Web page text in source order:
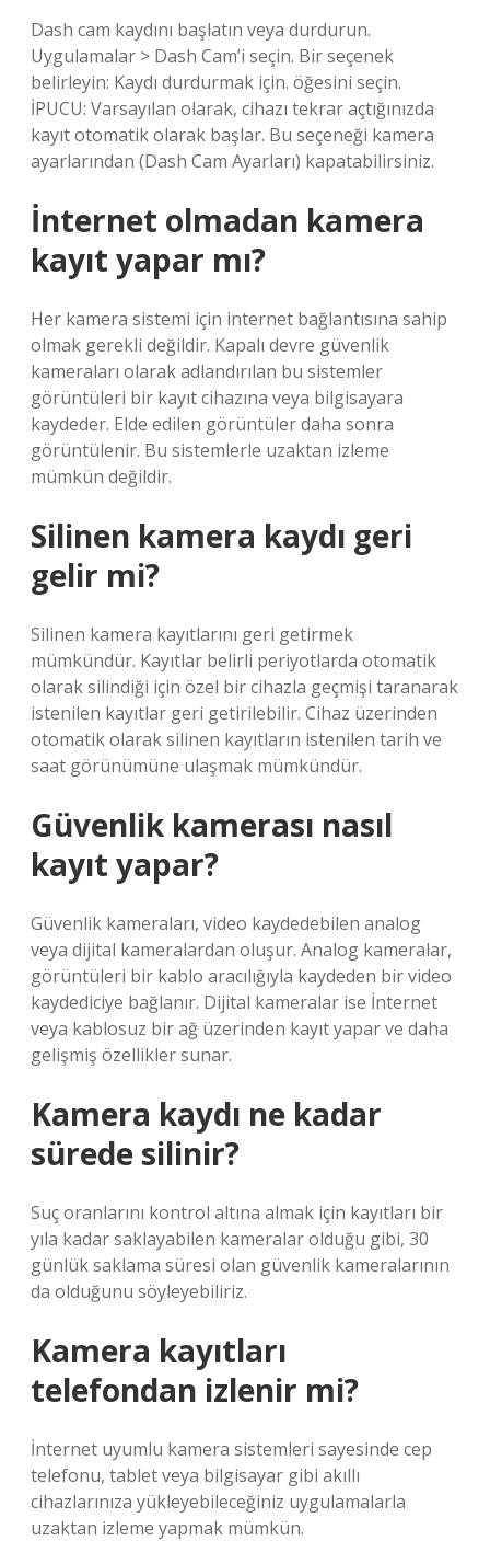
Dash cam kaydını başlatın veya durdurun.
Uygulamalar > Dash Cam’i seçin. Bir seçenek
belirleyin: Kaydı durdurmak için. öğesini seçin.
İPUCU: Varsayılan olarak, cihazı tekrar açtığınızda
kayıt otomatik olarak başlar. Bu seçeneği kamera
ayarlarından (Dash Cam Ayarları) kapatabilirsiniz.
İnternet olmadan kamera
kayıt yapar mı?
Her kamera sistemi için internet bağlantısına sahip
olmak gerekli değildir. Kapalı devre güvenlik
kameraları olarak adlandırılan bu sistemler
görüntüleri bir kayıt cihazına veya bilgisayara
kaydeder. Elde edilen görüntüler daha sonra
görüntülenir. Bu sistemlerle uzaktan izleme
mümkün değildir.
Silinen kamera kaydı geri
gelir mi?
Silinen kamera kayıtlarını geri getirmek
mümkündür. Kayıtlar belirli periyotlarda otomatik
olarak silindiği için özel bir cihazla geçmişi taranarak
istenilen kayıtlar geri getirilebilir. Cihaz üzerinden
otomatik olarak silinen kayıtların istenilen tarih ve
saat görünümüne ulaşmak mümkündür.
Güvenlik kamerası nasıl
kayıt yapar?
Güvenlik kameraları, video kaydedebilen analog
veya dijital kameralardan oluşur. Analog kameralar,
görüntüleri bir kablo aracılığıyla kaydeden bir video
kaydediciye bağlanır. Dijital kameralar ise İnternet
veya kablosuz bir ağ üzerinden kayıt yapar ve daha
gelişmiş özellikler sunar.
Kamera kaydı ne kadar
sürede silinir?
Suç oranlarını kontrol altına almak için kayıtları bir
yıla kadar saklayabilen kameralar olduğu gibi, 30
günlük saklama süresi olan güvenlik kameralarının
da olduğunu söyleyebiliriz.
Kamera kayıtları
telefondan izlenir mi?
İnternet uyumlu kamera sistemleri sayesinde cep
telefonu, tablet veya bilgisayar gibi akıllı
cihazlarınıza yükleyebileceğiniz uygulamalarla
uzaktan izleme yapmak mümkün.